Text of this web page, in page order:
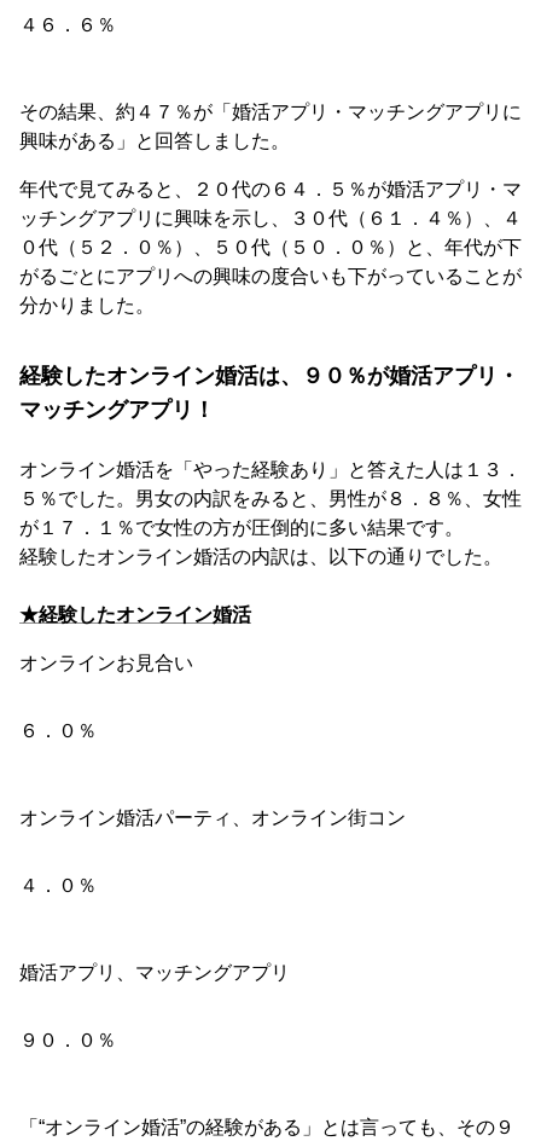
４６．６％
その結果、約４７％が「婚活アプリ・マッチングアプリに
興味がある」と回答しました。
年代で見てみると、２０代の６４．５％が婚活アプリ・マ
ッチングアプリに興味を示し、３０代（６１．４％）、４
０代（５２．０％）、５０代（５０．０％）と、年代が下
がるごとにアプリへの興味の度合いも下がっていることが
分かりました。
経験したオンライン婚活は、９０％が婚活アプリ・
マッチングアプリ！
オンライン婚活を「やった経験あり」と答えた人は１３．
５％でした。男女の内訳をみると、男性が８．８％、女性
が１７．１％で女性の方が圧倒的に多い結果です。
経験したオンライン婚活の内訳は、以下の通りでした。
★経験したオンライン婚活
オンラインお見合い
６．０％
オンライン婚活パーティ、オンライン街コン
４．０％
婚活アプリ、マッチングアプリ
９０．０％
「“オンライン婚活”の経験がある」とは言っても、その９